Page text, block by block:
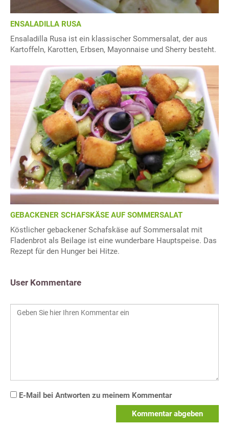
ENSALADILLA RUSA
Ensaladilla Rusa ist ein klassischer Sommersalat, der aus
Kartoffeln, Karotten, Erbsen, Mayonnaise und Sherry besteht.
GEBACKENER SCHAFSKÄSE AUF SOMMERSALAT
Köstlicher gebackener Schafskäse auf Sommersalat mit
Fladenbrot als Beilage ist eine wunderbare Hauptspeise. Das
Rezept für den Hunger bei Hitze.
User Kommentare
E-Mail bei Antworten zu meinem Kommentar
Kommentar abgeben